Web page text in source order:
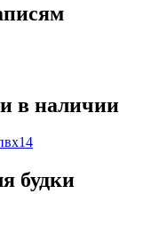
в наличии
будки